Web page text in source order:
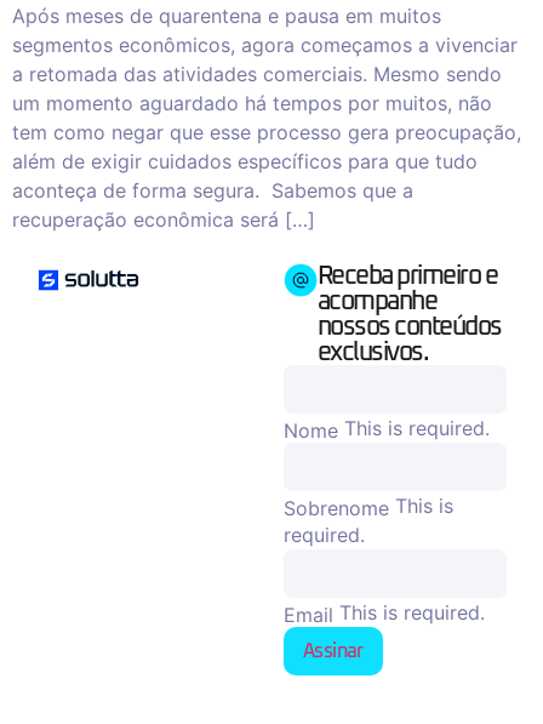
Após meses de quarentena e pausa em muitos
segmentos econômicos, agora começamos a vivenciar
a retomada das atividades comerciais. Mesmo sendo
um momento aguardado há tempos por muitos, não
tem como negar que esse processo gera preocupação,
além de exigir cuidados específicos para que tudo
aconteça de forma segura. Sabemos que a
recuperação econômica será […]
Receba primeiro e
acompanhe
nossos conteúdos
exclusivos.
Nome This is required.
Sobrenome This is
required.
Email This is required.
Assinar